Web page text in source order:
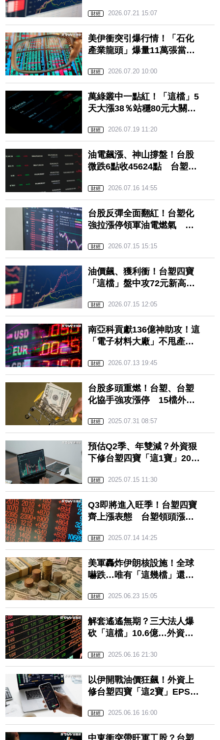
財經 2026.07.21 15:07
美伊衝突引爆行情！「石化
產業龍頭」爆量11萬張當
財經 2026.07.20 10:00
萬綠叢中一點紅！「這檔」5
天大漲38％站穩80元大關
財經 2026.07.19 11:20
油電飆漲、神山撐盤！台股
微跌6點收45624點 台塑化
財經 2026.07.16 14:55
台股反彈全面翻紅！台塑化
強拉漲停領軍油電燃氣 居
財經 2026.07.15 15:15
油價飆、獲利衝！台塑四寶
「這檔」盤中攻72元新高
財經 2026.07.15 12:05
南亞科貢獻136億神助攻！這
「電子材料大廠」不甩產品
財經 2026.07.13 19:45
台股多頭重燃！台塑、台塑
化協手強攻漲停 15檔外資
財經 2025.07.31 08:57
預估Q2季、年雙減？外資狠
下修台塑四寶「這1寶」2025
法人：仍能獲利
財經 2025.07.15 11:30
Q3即將進入旺季！台塑四寶
齊上漲表態 台塑領頭漲破
財經 2025.07.14 14:25
美軍轟炸伊朗核設施！全球
嚇跌…唯有「這幾檔」還在
財經 2025.06.23 15:05
解套遙遙無期？三大法人爆
砍「這檔」10.6億…外資由
難逃網哀：高檔套10年
財經 2025.06.16 21:30
以伊開戰油價狂飆！外資上
修台塑四寶「這2寶」EPS預
價迎強彈
財經 2025.06.16 16:00